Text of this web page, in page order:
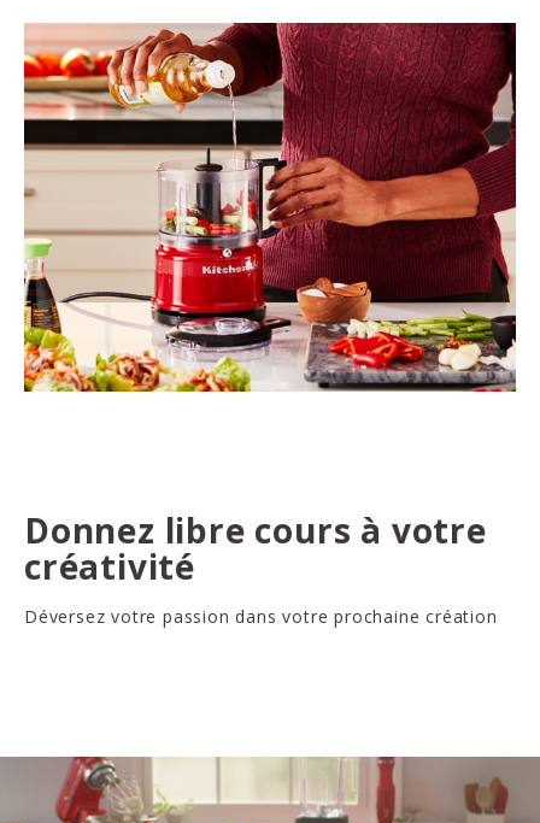
Donnez libre cours à votre
créativité
Déversez votre passion dans votre prochaine création